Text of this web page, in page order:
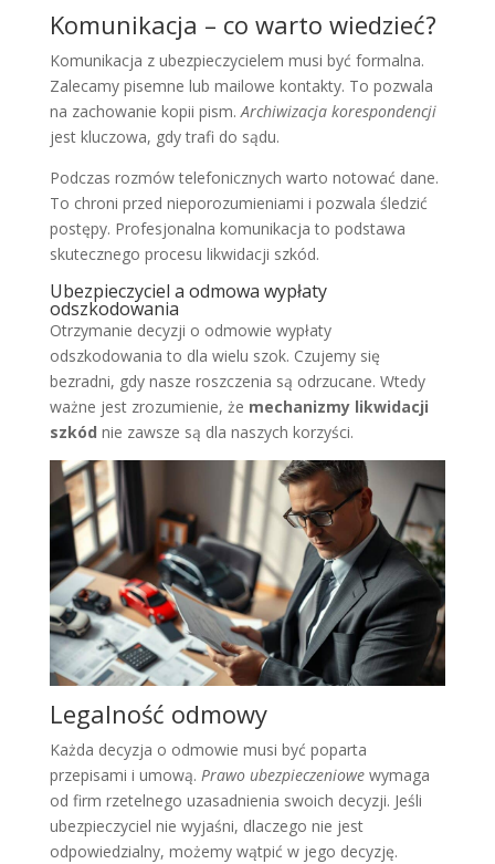
Komunikacja – co warto wiedzieć?
Komunikacja z ubezpieczycielem musi być formalna.
Zalecamy pisemne lub mailowe kontakty. To pozwala
na zachowanie kopii pism. Archiwizacja korespondencji
jest kluczowa, gdy trafi do sądu.
Podczas rozmów telefonicznych warto notować dane.
To chroni przed nieporozumieniami i pozwala śledzić
postępy. Profesjonalna komunikacja to podstawa
skutecznego procesu likwidacji szkód.
Ubezpieczyciel a odmowa wypłaty
odszkodowania
Otrzymanie decyzji o odmowie wypłaty
odszkodowania to dla wielu szok. Czujemy się
bezradni, gdy nasze roszczenia są odrzucane. Wtedy
ważne jest zrozumienie, że mechanizmy likwidacji
szkód nie zawsze są dla naszych korzyści.
Legalność odmowy
Każda decyzja o odmowie musi być poparta
przepisami i umową. Prawo ubezpieczeniowewymaga
od firm rzetelnego uzasadnienia swoich decyzji. Jeśli
ubezpieczyciel nie wyjaśni, dlaczego nie jest
odpowiedzialny, możemy wątpić w jego decyzję.